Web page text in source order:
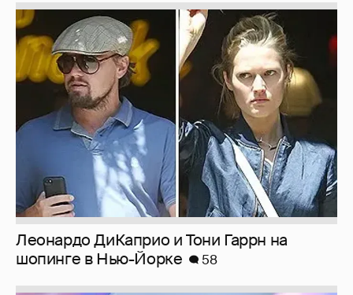
Леонардо ДиКаприо и Тони Гаррн на
шопинге в Нью-Йорке
58